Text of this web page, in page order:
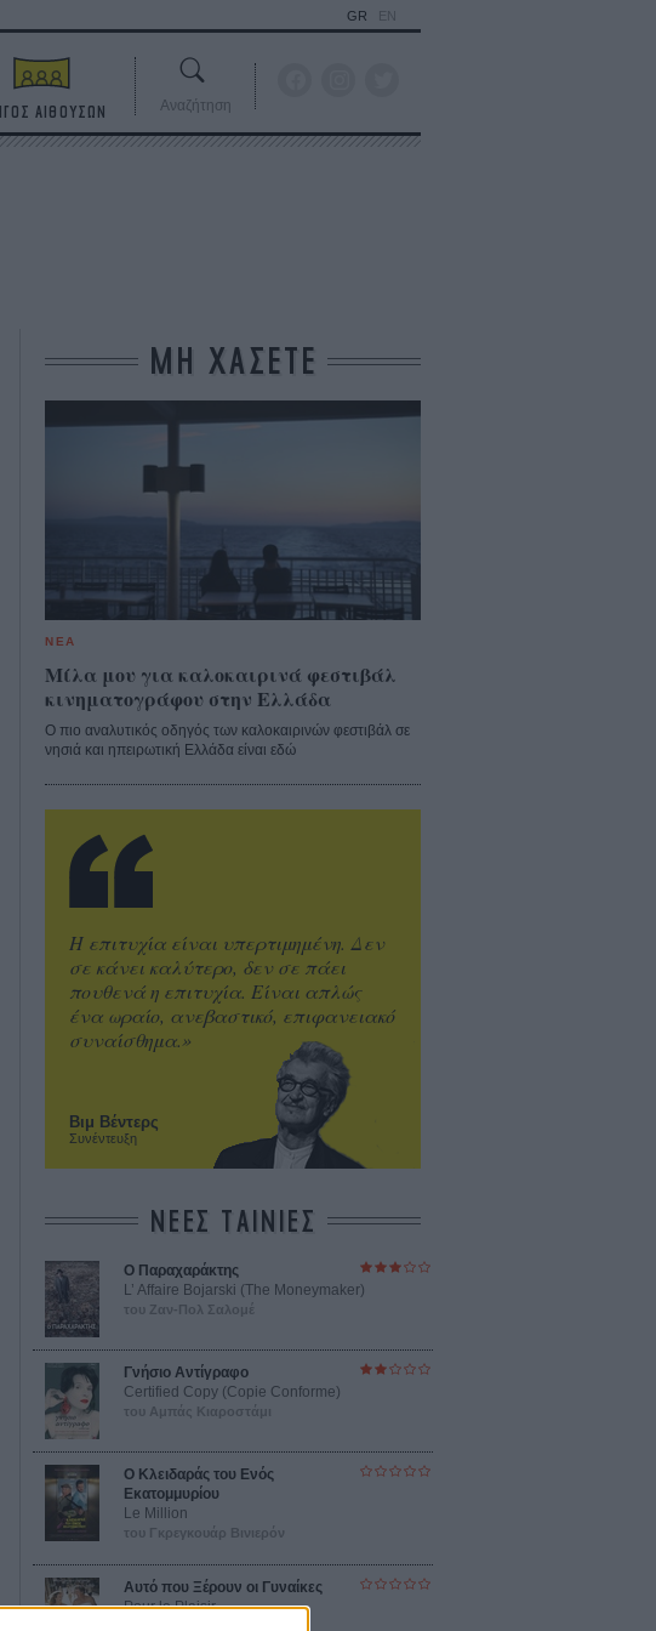
GR EN
ΑΙΘΟΥΣΩΝ Αναζήτηση
ΜΗ ΧΑΣΕΤΕ
ΝΕΑ
Μίλα μου για καλοκαιρινά φεστιβάλ
κινηματογράφου στην Ελλάδα
Ο πιο αναλυτικός οδηγός των καλοκαιρινών φεστιβάλ σε
νησιά και ηπειρωτική Ελλάδα είναι εδώ
Βιμ Βέντερς
Συνέντευξη
Η επιτυχία είναι υπερτιμημένη. Δεν
σε κάνει καλύτερο, δεν σε πάει
πουθενά η επιτυχία. Είναι απλώς
ένα ωραίο, ανεβαστικό, επιφανειακό
συναίσθημα.»
ΝΕΕΣ ΤΑΙΝΙΕΣ
Ο Παραχαράκτης
L’ Affaire Bojarski (The Moneymaker)
του Ζαν-Πολ Σαλομέ
Γνήσιο Αντίγραφο
Certified Copy (Copie Conforme)
του Αμπάς Κιαροστάμι
Ο Κλειδαράς του Ενός
Εκατομμυρίου
Le Million
του Γκρεγκουάρ Βινιερόν
Αυτό που Ξέρουν οι Γυναίκες
Pour le Plaisir